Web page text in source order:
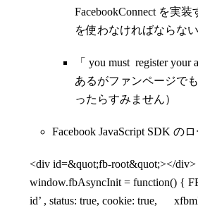
FacebookConnect を実
を使わなければならな
「 you must register
あるがファンページで
ったらすみません）
Facebook JavaScript SDK の
<div id=&quot;fb-root&quot;></div>
window.fbAsyncInit = function() {
id’ , status: true, cookie: true,